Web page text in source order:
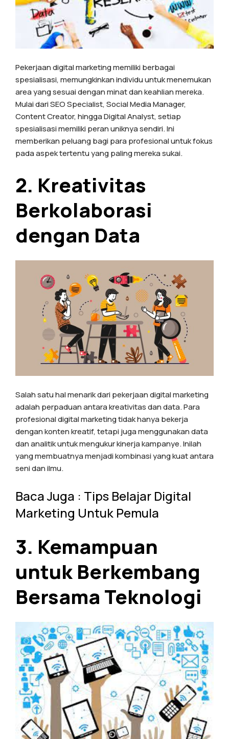
Pekerjaan digital marketing memiliki berbagai
spesialisasi, memungkinkan individu untuk menemukan
area yang sesuai dengan minat dan keahlian mereka.
Mulai dari SEO Specialist, Social Media Manager,
Content Creator, hingga Digital Analyst, setiap
spesialisasi memiliki peran uniknya sendiri. Ini
memberikan peluang bagi para profesional untuk fokus
pada aspek tertentu yang paling mereka sukai.
2. Kreativitas
Berkolaborasi
dengan Data
Salah satu hal menarik dari pekerjaan digital marketing
adalah perpaduan antara kreativitas dan data. Para
profesional digital marketing tidak hanya bekerja
dengan konten kreatif, tetapi juga menggunakan data
dan analitik untuk mengukur kinerja kampanye. Inilah
yang membuatnya menjadi kombinasi yang kuat antara
seni dan ilmu.
Baca Juga : Tips Belajar Digital
Marketing Untuk Pemula
3. Kemampuan
untuk Berkembang
Bersama Teknologi